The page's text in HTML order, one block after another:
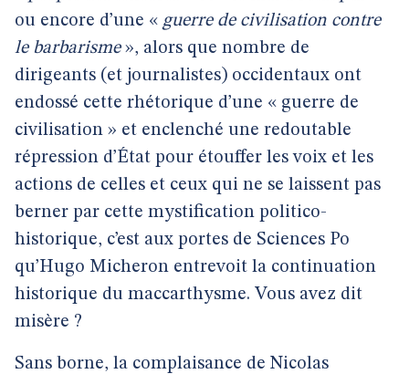
ou encore d’une « guerre de civilisation contre
le barbarisme», alors que nombre de
dirigeants (et journalistes) occidentaux ont
endossé cette rhétorique d’une « guerre de
civilisation » et enclenché une redoutable
répression d’État pour étouffer les voix et les
actions de celles et ceux qui ne se laissent pas
berner par cette mystification politico-
historique, c’est aux portes de Sciences Po
qu’Hugo Micheron entrevoit la continuation
historique du maccarthysme. Vous avez dit
misère ?
Sans borne, la complaisance de Nicolas